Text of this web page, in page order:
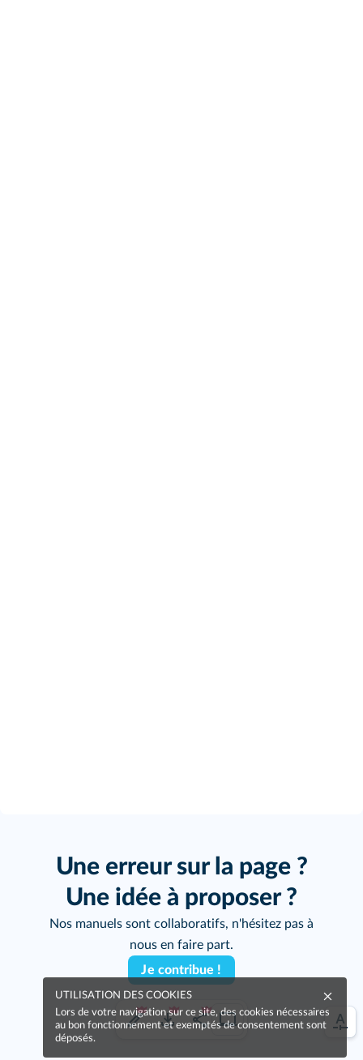
Une erreur sur la page ?
Une idée à proposer ?
Nos manuels sont collaboratifs, n'hésitez pas à
nous en faire part.
Je contribue !
UTILISATION DES COOKIES
Lors de votre navigation sur ce site, des cookies nécessaires
au bon fonctionnement et exemptés de consentement sont
déposés.